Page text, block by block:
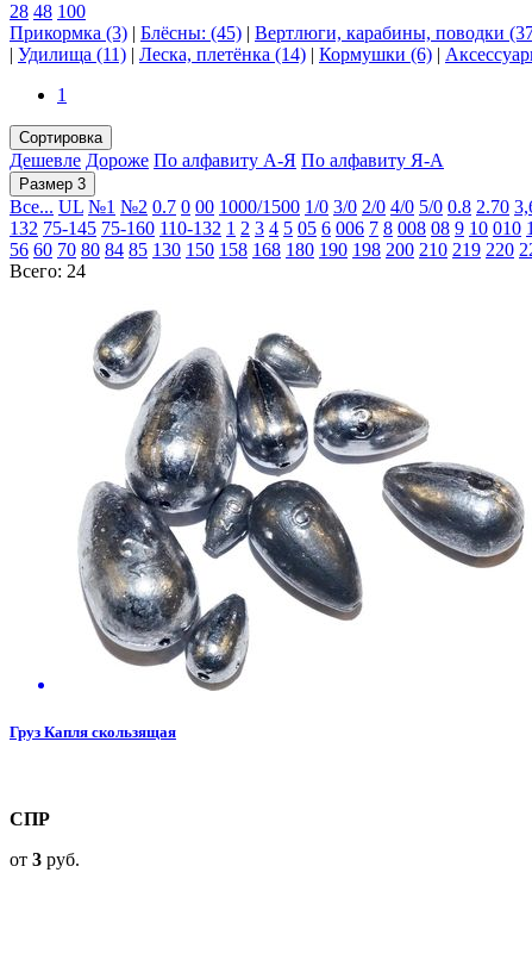
28 48 100
Прикормка (3) | Блёсны: (45) | Вертлюги, карабины, поводки
| Удилища (11) | Леска, плетёнка (14) | Кормушки (6) |
1
Сортировка
Дешевле Дороже По алфавиту А-Я По алфавиту Я-А
Размер 3
Все... UL №1 №2 0.7 0 00 1000/1500 1/0 3/0 2/0 4/0 5/0 0.8 2.70
132 75-145 75-160 110-132 1 2 3 4 5 05 6 006 7 8 008 08 9 10 010
56 60 70 80 84 85 130 150 158 168 180 190 198 200 210 219 220
Всего: 24
Груз Капля скользящая
СПР
от 3 руб.